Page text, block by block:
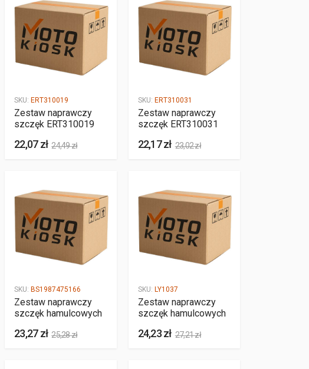
SKU: ERT310019
Zestaw naprawczy
szczęk ERT310019
22,07 zł 24,49 zł
SKU: ERT310031
Zestaw naprawczy
szczęk ERT310031
22,17 zł 23,02 zł
SKU: BS1987475166
Zestaw naprawczy
szczęk hamulcowych
23,27 zł 25,28 zł
SKU: LY1037
Zestaw naprawczy
szczęk hamulcowych
24,23 zł 27,21 zł